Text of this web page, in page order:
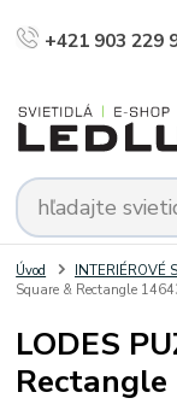
+421 903 229
Úvod INTERIÉROVÉ
Square & Rectangle
LODES